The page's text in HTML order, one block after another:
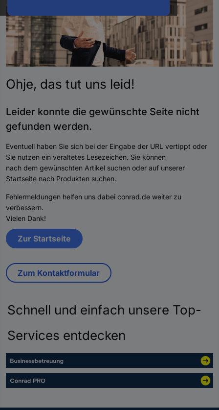
Hst.-
Teile-
Nr.
ein
Ohje, das tut uns leid!
Leider konnte die gewünschte Seite nicht
gefunden werden.
Eventuell haben Sie sich bei der Eingabe der URL vertippt oder
Sie nutzen ein veraltetes Lesezeichen. Sie können
nach dem gewünschten Artikel suchen oder auf unserer
Startseite nach Produkten suchen.
Fehlermeldungen helfen uns dabei conrad.de weiter zu
verbessern.
Vielen Dank!
Zur Startseite
Zum Kontaktformular
Schnell und einfach unsere Top-
Services entdecken